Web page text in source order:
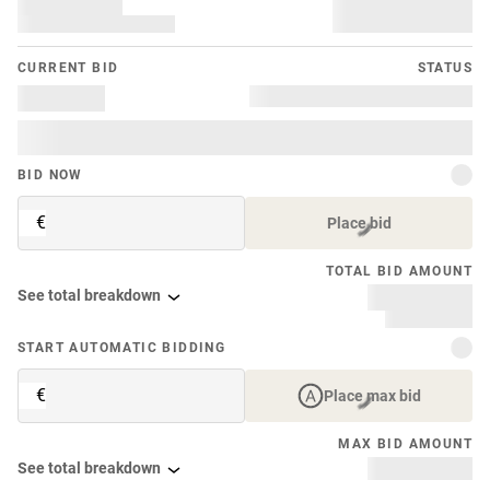
CURRENT BID STATUS
BID NOW
€ Place bid
TOTAL BID AMOUNT
See total breakdown
START AUTOMATIC BIDDING
€ Place max bid
MAX BID AMOUNT
See total breakdown